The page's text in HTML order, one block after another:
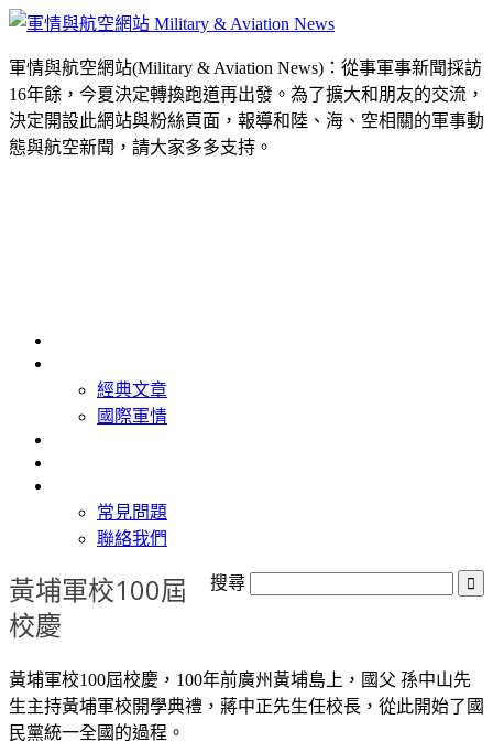
軍情與航空網站(Military & Aviation News)：從事軍事新聞採訪
16年餘，今夏決定轉換跑道再出發。為了擴大和朋友的交流，
決定開設此網站與粉絲頁面，報導和陸、海、空相關的軍事動
態與航空新聞，請大家多多支持。
經典文章
國際軍情
常見問題
聯絡我們
搜尋
黃埔軍校100屆
校慶
黃埔軍校100屆校慶，100年前廣州黃埔島上，國父 孫中山先
生主持黃埔軍校開學典禮，蔣中正先生任校長，從此開始了國
民黨統一全國的過程。